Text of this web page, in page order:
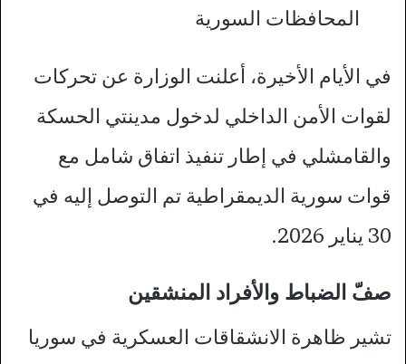
المحافظات السورية
في الأيام الأخيرة، أعلنت الوزارة عن تحركات
لقوات الأمن الداخلي لدخول مدينتي الحسكة
والقامشلي في إطار تنفيذ اتفاق شامل مع
قوات سورية الديمقراطية تم التوصل إليه في
30 يناير 2026.
صفّ الضباط والأفراد المنشقين
تشير ظاهرة الانشقاقات العسكرية في سوريا